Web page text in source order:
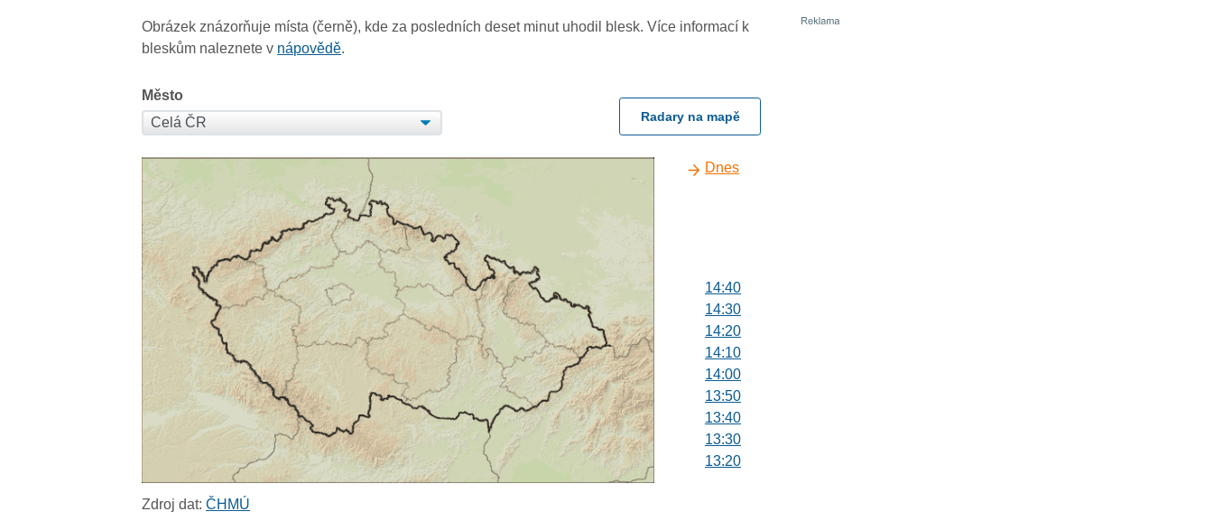
Obrázek znázorňuje místa (černě), kde za posledních deset minut uhodil blesk. Více informací k
bleskům naleznete v nápovědě.
Město
Radary na mapě
Dnes
14:40
14:30
14:20
14:10
14:00
13:50
13:40
13:30
13:20
Zdroj dat:ČHMÚ